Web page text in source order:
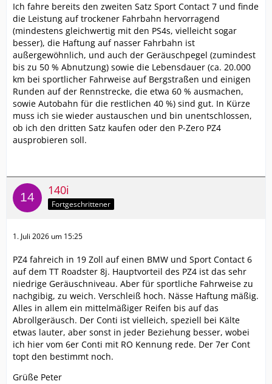
Ich fahre bereits den zweiten Satz Sport Contact 7 und finde
die Leistung auf trockener Fahrbahn hervorragend
(mindestens gleichwertig mit den PS4s, vielleicht sogar
besser), die Haftung auf nasser Fahrbahn ist
außergewöhnlich, und auch der Geräuschpegel (zumindest
bis zu 50 % Abnutzung) sowie die Lebensdauer (ca. 20.000
km bei sportlicher Fahrweise auf Bergstraßen und einigen
Runden auf der Rennstrecke, die etwa 60 % ausmachen,
sowie Autobahn für die restlichen 40 %) sind gut. In Kürze
muss ich sie wieder austauschen und bin unentschlossen,
ob ich den dritten Satz kaufen oder den P-Zero PZ4
ausprobieren soll.
140i
Fortgeschrittener
1. Juli 2026 um 15:25
PZ4 fahreich in 19 Zoll auf einen BMW und Sport Contact 6
auf dem TT Roadster 8j. Hauptvorteil des PZ4 ist das sehr
niedrige Geräuschniveau. Aber für sportliche Fahrweise zu
nachgibig, zu weich. Verschleiß hoch. Nässe Haftung mäßig.
Alles in allem ein mittelmäßiger Reifen bis auf das
Abrollgeräusch. Der Conti ist vielleich, speziell bei Kälte
etwas lauter, aber sonst in jeder Beziehung besser, wobei
ich hier vom 6er Conti mit RO Kennung rede. Der 7er Cont
topt den bestimmt noch.
Grüße Peter